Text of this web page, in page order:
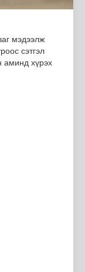
мэдээлж
сэтгэл
аминд хүрэх